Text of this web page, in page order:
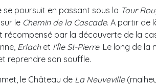
se poursuit en passant sous la Tour
le Chemin de la Cascade. A partir de
récompensé par la découverte de la
Erlachet l'Île St-Pierre. Le long de la
reprendre son souffle.
le Château de La Neuveville